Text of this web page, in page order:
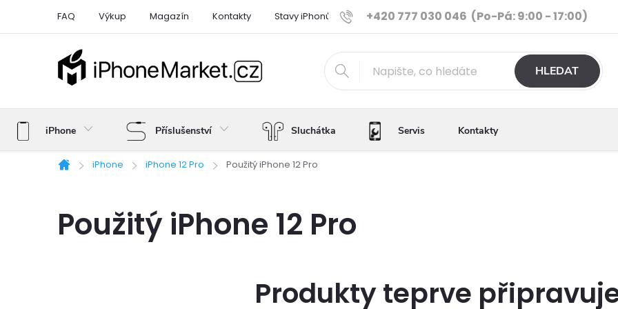
+420 777 030 046 (Po-Pá: 9:00 - 17:00)
FAQ Výkup Magazín Kontakty Stavy iPhonů Ověřené iPhony Výhody e-shopu Porovnání
HLEDAT
iPhone Příslušenství Sluchátka Servis Kontakty
Domů
iPhone iPhone 12 Pro Použitý iPhone 12 Pro
Použitý iPhone 12 Pro
Produkty teprve